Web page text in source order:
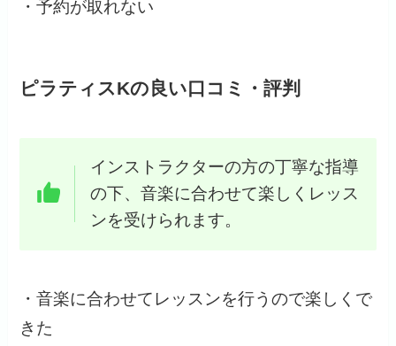
・予約が取れない
ピラティスKの良い口コミ・評判
インストラクターの方の丁寧な指導
の下、音楽に合わせて楽しくレッス
ンを受けられます。
・音楽に合わせてレッスンを行うので楽しくで
きた